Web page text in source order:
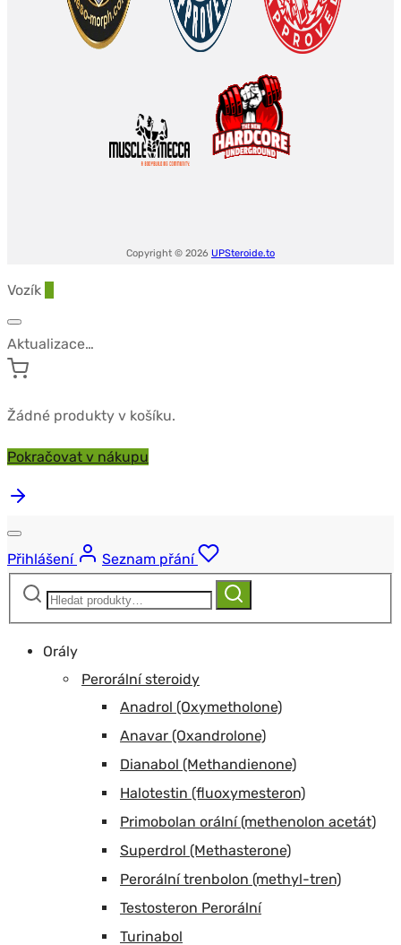
Copyright © 2026 UPSteroide.to
Vozík
Aktualizace…
Žádné produkty v košíku.
Pokračovat v nákupu
Přihlášení
Seznam přání
Hledat:
Hledat
Orály
Perorální steroidy
Anadrol (Oxymetholone)
Anavar (Oxandrolone)
Dianabol (Methandienone)
Halotestin (fluoxymesteron)
Primobolan orální (methenolon acetát)
Superdrol (Methasterone)
Perorální trenbolon (methyl-tren)
Testosteron Perorální
Turinabol